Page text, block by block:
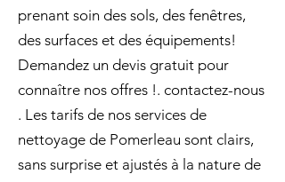
prenant soin des sols, des fenêtres,
des surfaces et des équipements!
Demandez un devis gratuit pour
connaître nos offres !. contactez-nous
. Les tarifs de nos services de
nettoyage de Pomerleau sont clairs,
sans surprise et ajustés à la nature de